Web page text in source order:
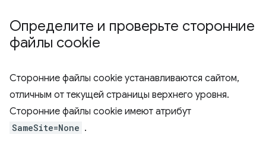
Определите и проверьте сторонние
файлы cookie
Сторонние файлы cookie устанавливаются сайтом,
отличным от текущей страницы верхнего уровня.
Сторонние файлы cookie имеют атрибут
SameSite=None .